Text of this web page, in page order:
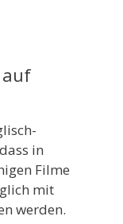
auf
in
Filme
mit
werden.